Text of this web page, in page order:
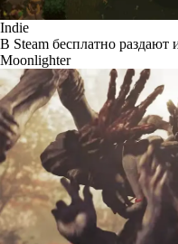
Indie
В Steam бесплатно раздают
Moonlighter